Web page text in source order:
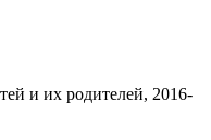
и их родителей, 2016-